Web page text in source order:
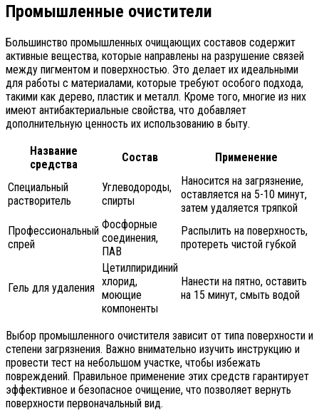
Промышленные очистители
Большинство промышленных очищающих составов содержит
активные вещества, которые направлены на разрушение связей
между пигментом и поверхностью. Это делает их идеальными
для работы с материалами, которые требуют особого подхода,
такими как дерево, пластик и металл. Кроме того, многие из них
имеют антибактериальные свойства, что добавляет
дополнительную ценность их использованию в быту.
Название
средства
Состав Применение
Специальный
растворитель
Углеводороды,
спирты
Наносится на загрязнение,
оставляется на 5-10 минут,
затем удаляется тряпкой
Профессиональный
спрей
Фосфорные
соединения,
ПАВ
Распылить на поверхность,
протереть чистой губкой
Гель для удаления
Цетилпиридиний
хлорид,
моющие
компоненты
Нанести на пятно, оставить
на 15 минут, смыть водой
Выбор промышленного очистителя зависит от типа поверхности и
степени загрязнения. Важно внимательно изучить инструкцию и
провести тест на небольшом участке, чтобы избежать
повреждений. Правильное применение этих средств гарантирует
эффективное и безопасное очищение, что позволяет вернуть
поверхности первоначальный вид.